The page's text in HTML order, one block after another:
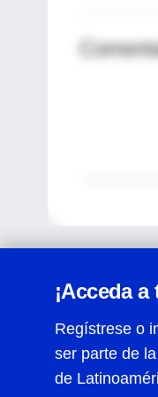
¡Acceda
Regístrese o
ser parte de
de
Centro de